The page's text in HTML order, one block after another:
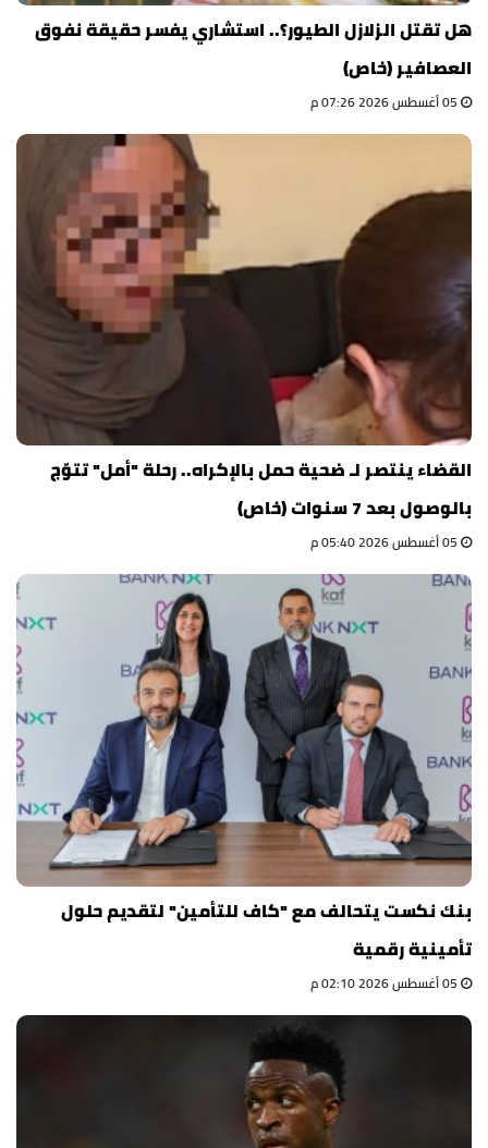
هل تقتل الزلازل الطيور؟.. استشاري يفسر حقيقة نفوق
العصافير (خاص)
القضاء ينتصر لـ ضحية حمل بالإكراه.. رحلة "أمل" تتوّج
بالوصول بعد 7 سنوات (خاص)
بنك نكست يتحالف مع "كاف للتأمين" لتقديم حلول
تأمينية رقمية